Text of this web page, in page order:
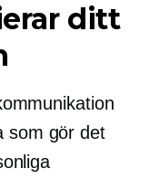
ditt
som gör det